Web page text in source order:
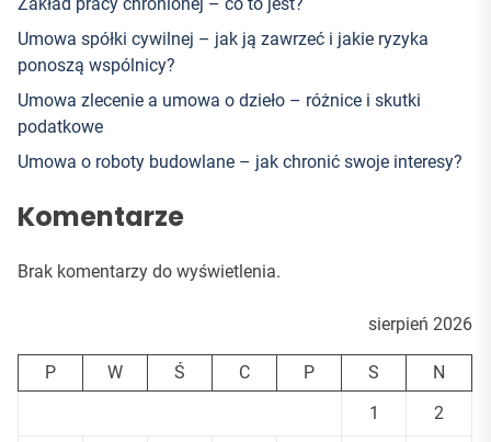
Umowa spółki cywilnej – jak ją zawrzeć i jakie ryzyka
ponoszą wspólnicy?
Umowa zlecenie a umowa o dzieło – różnice i skutki
podatkowe
Umowa o roboty budowlane – jak chronić swoje interesy?
Komentarze
Brak komentarzy do wyświetlenia.
sierpień 2026
P W Ś C P S
N
1
2